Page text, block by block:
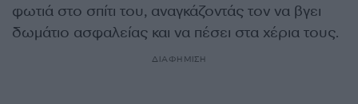
φωτιά στο σπίτι του, αναγκάζοντάς τον να βγει
δωμάτιο ασφαλείας και να πέσει στα χέρια τους.
ΔΙΑΦΗΜΙΣΗ